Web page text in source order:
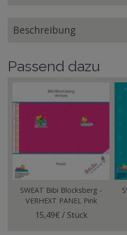
Beschreibung
Passend dazu
SWEAT Bibi Blocksberg -
VERHEXT PANEL Pink
15,49€ / Stück